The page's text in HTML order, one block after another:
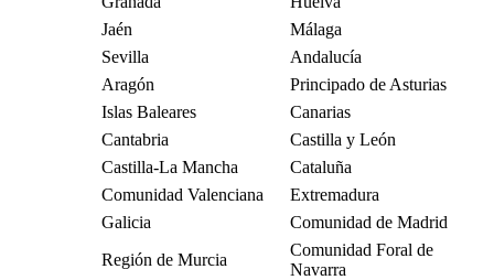
Jaén
Málaga
Sevilla
Andalucía
Aragón
Principado de Asturias
Islas Baleares
Canarias
Cantabria
Castilla y León
Castilla-La Mancha
Cataluña
Comunidad Valenciana
Extremadura
Galicia
Comunidad de Madrid
Región de Murcia
Comunidad Foral de
Navarra